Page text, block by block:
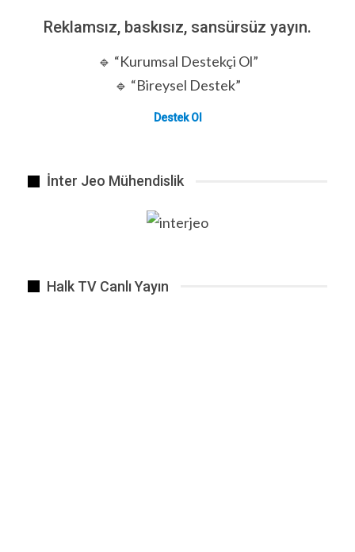
Zeytinyağlı Yiyemem Aman‘
türküsüde bu dönemde
popülerleşmişti.
Günümüzde kendi öz kaynaklarımızla var ettiğimiz
margarinin zararları ise bugun artık herkes
zehirlendiğini sözde yardımların arka planında
yatan sömürüyü bugün hala göremenler bile
Haber Veriyoruz
Reklamsız, baskısız, sansürsüz yayın.
🔹 “Kurumsal Destekçi Ol”
🔹 “Bireysel Destek”
Destek Ol
İnter Jeo Mühendislik
Halk TV Canlı Yayın